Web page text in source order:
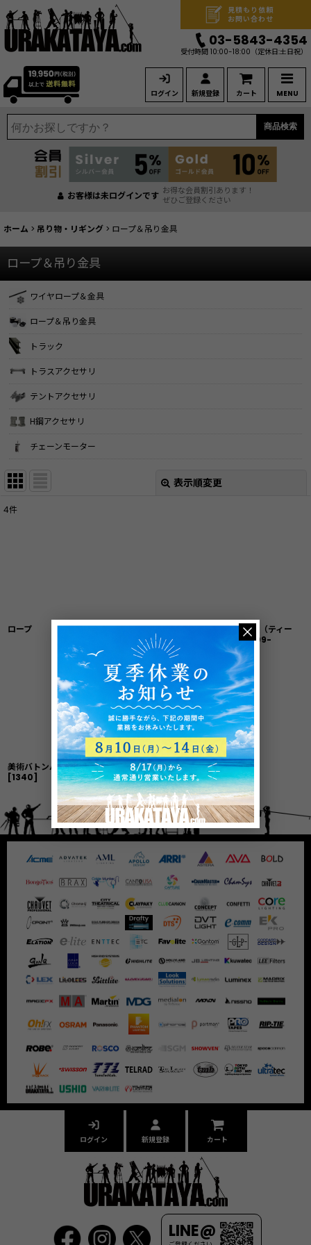
ログイン 新規登録 カート MENU
見積もり依頼
お問い合わせ
03-5843-4354
受付時間 10:00-18:00 （定休日:土日祝）
商品検索
お客様は未ログインです お得な会員割引あります！
ぜひご登録ください
ホーム > 吊り物・リギング > ロープ＆吊り金具
ロープ＆吊り金具
ワイヤロープ＆金具
ロープ＆吊り金具
トラック
トラスアクセサリ
テントアクセサリ
H鋼アクセサリ
チェーンモーター
表示順変更
4件
ロープ
スチールバトンクランプ
HR84112 ]
サンドアーム（ティー
ALT509-
12,18,24-1
美術バトンバンバー
[1340]
LINE@
ログイン 新規登録 カート